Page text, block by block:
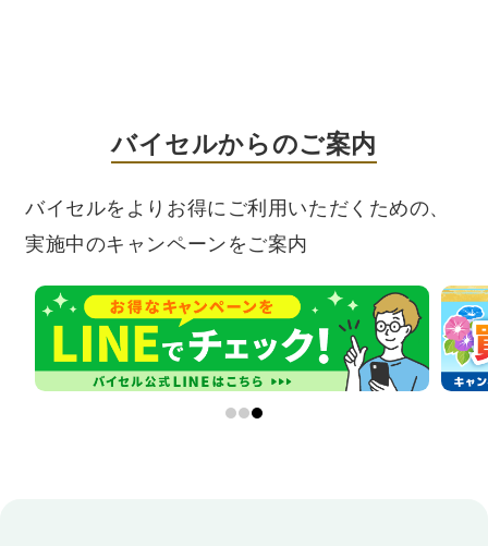
バイセルからのご案内
バイセルをよりお得にご利用いただくための、
実施中のキャンペーンをご案内